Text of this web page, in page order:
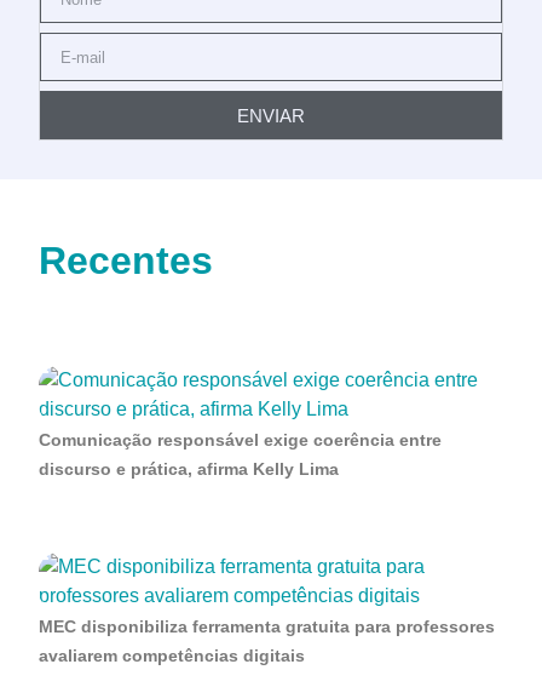
ENVIAR
Recentes
Comunicação responsável exige coerência entre
discurso e prática, afirma Kelly Lima
MEC disponibiliza ferramenta gratuita para professores
avaliarem competências digitais